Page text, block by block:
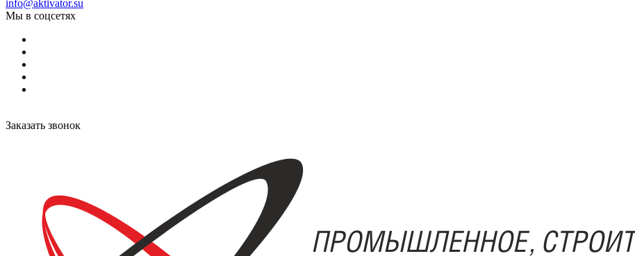
info@aktivator.su
Мы в соцсетях
Заказать звонок